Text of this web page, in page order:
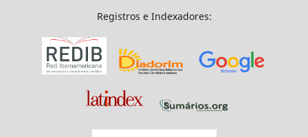
Registros e Indexadores: